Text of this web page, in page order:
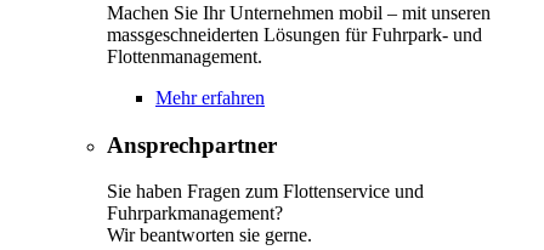
Machen Sie Ihr Unternehmen mobil – mit unseren
massgeschneiderten Lösungen für Fuhrpark- und
Flottenmanagement.
Mehr erfahren
Ansprechpartner
Sie haben Fragen zum Flottenservice und
Fuhrparkmanagement?
Wir beantworten sie gerne.